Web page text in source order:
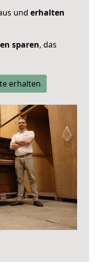
und erhalten
sparen, das
erhalten